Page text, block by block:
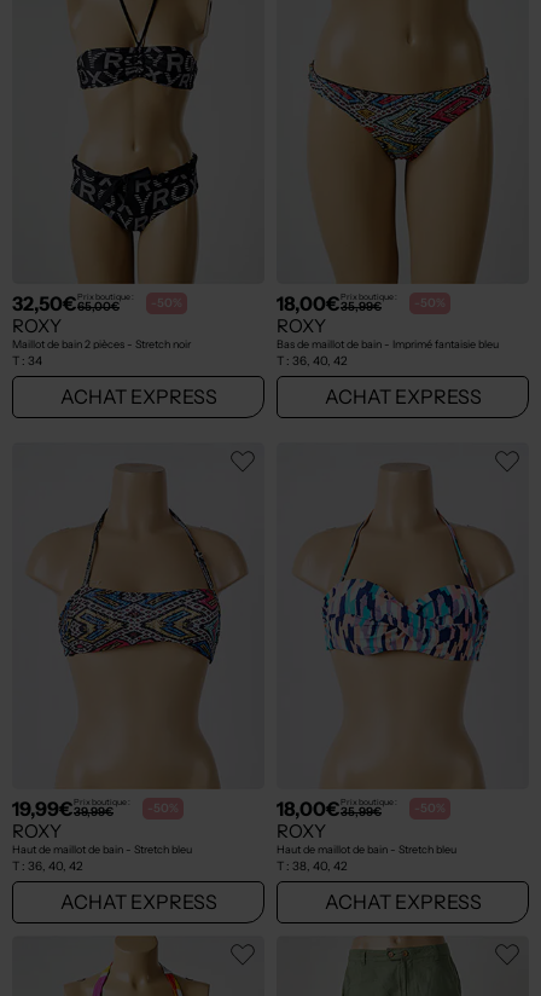
32,50€Prix boutique :
65,00€ -50%
ROXY
Maillot de bain 2 pièces - Stretch noir
T : 34
ACHAT EXPRESS
18,00€Prix boutique :
35,99€ -50%
ROXY
Bas de maillot de bain - Imprimé fantaisie bleu
T : 36, 40, 42
ACHAT EXPRESS
19,99€Prix boutique :
39,99€ -50%
ROXY
Haut de maillot de bain - Stretch bleu
T : 36, 40, 42
ACHAT EXPRESS
18,00€Prix boutique :
35,99€ -50%
ROXY
Haut de maillot de bain - Stretch bleu
T : 38, 40, 42
ACHAT EXPRESS